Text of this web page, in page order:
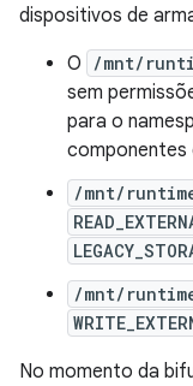
dispositivos de
O
/mnt/
sem
para o
componentes
/mnt/
/mnt/
No momento da